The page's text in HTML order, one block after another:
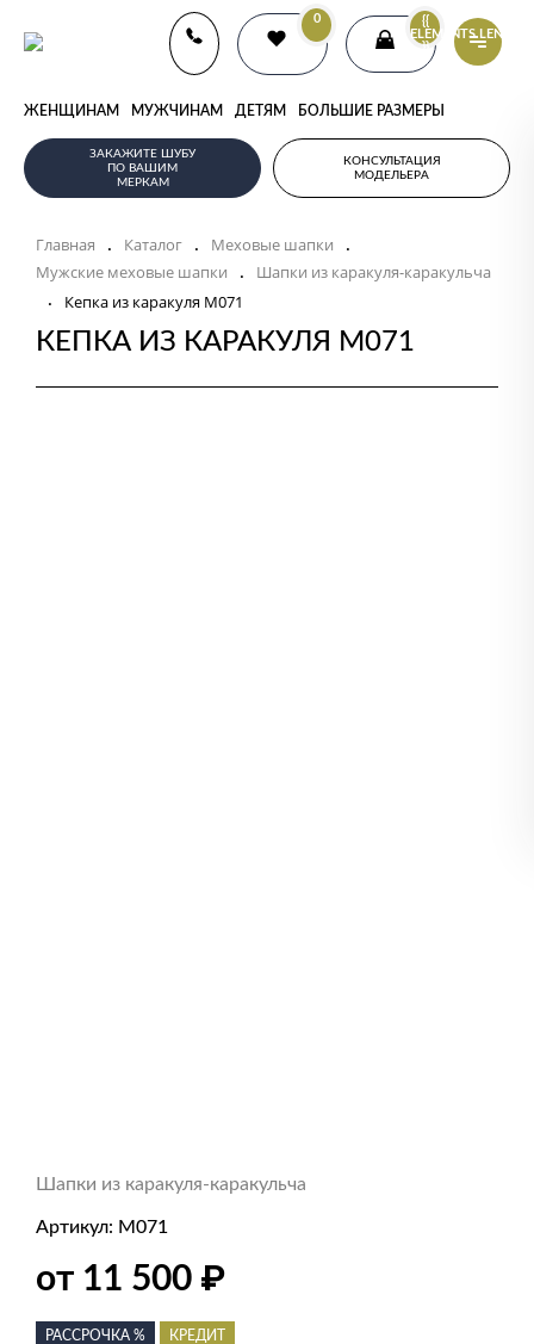
0
{{
ELEMENTS.LENGTH
}}
ЖЕНЩИНАМ МУЖЧИНАМ ДЕТЯМ БОЛЬШИЕ РАЗМЕРЫ
ЗАКАЖИТЕ ШУБУ
ПО ВАШИМ
МЕРКАМ
КОНСУЛЬТАЦИЯ
МОДЕЛЬЕРА
Главная . Каталог . Меховые шапки .
Мужские меховые шапки . Шапки из каракуля-каракульча
. Кепка из каракуля M071
КЕПКА ИЗ КАРАКУЛЯ M071
Шапки из каракуля-каракульча
Артикул: M071
от 11 500 ₽
РАССРОЧКА % КРЕДИТ